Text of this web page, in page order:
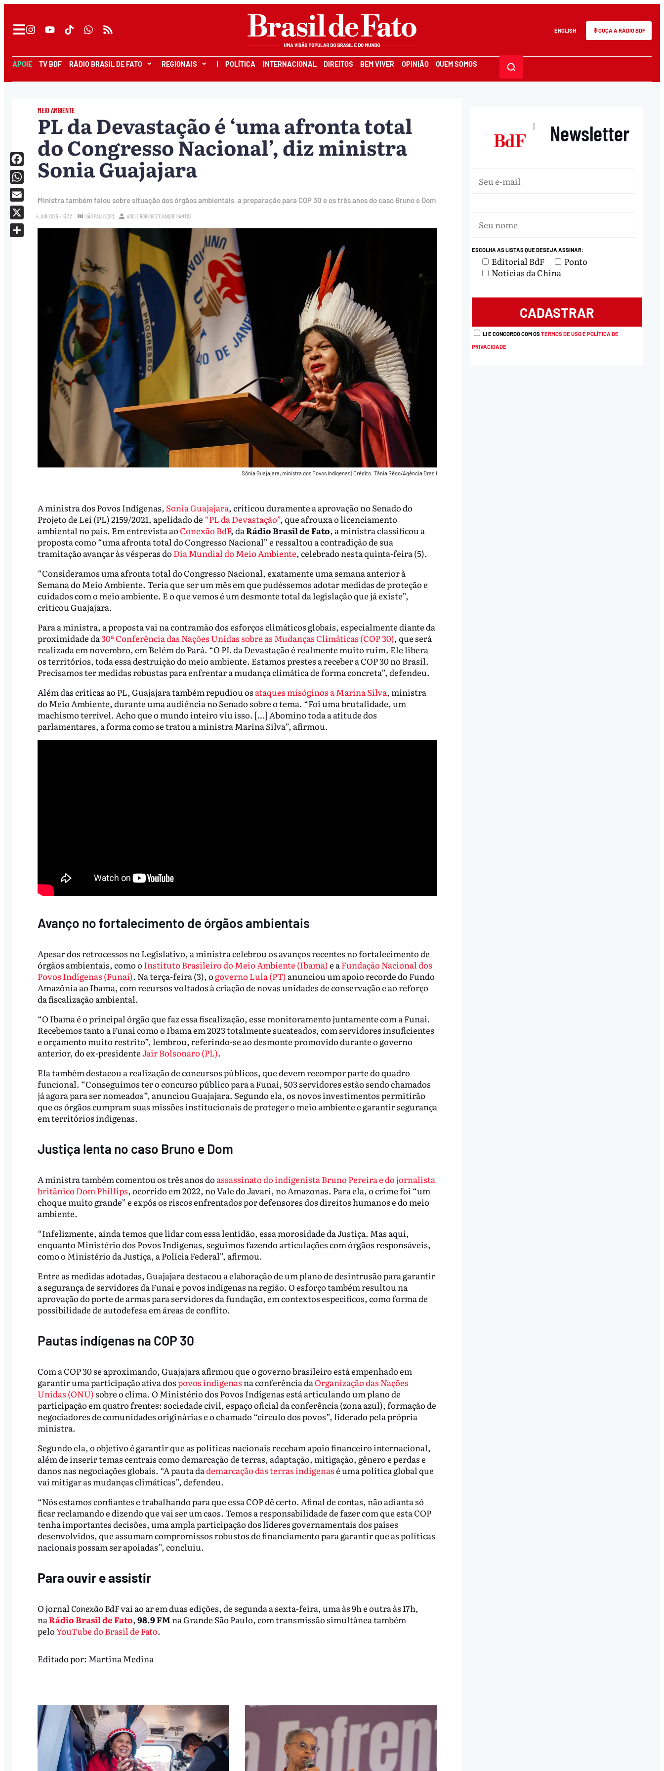
ENGLISH OUÇA A RÁDIO BDF
APOIE TV BDF RÁDIO BRASIL DE FATO REGIONAIS I POLÍTICA INTERNACIONAL DIREITOS BEM VIVER OPINIÃO QUEM SOMOS
MEIO AMBIENTE
PL da Devastação é ‘uma afronta total
do Congresso Nacional’, diz ministra
Sonia Guajajara
Ministra também falou sobre situação dos órgãos ambientais, a preparação para COP 30 e os três anos do caso Bruno e Dom
4.JUN.2025 - 13:32 SÃO PAULO (SP) ADELE ROBICHEZ E KAIQUE SANTOS
Sônia Guajajara, ministra dos Povos Indígenas|Crédito: Tânia Rêgo/Agência Brasil
A ministra dos Povos Indígenas, Sonia Guajajara, criticou duramente a aprovação no Senado do
Projeto de Lei (PL) 2159/2021, apelidado de “PL da Devastação”, que afrouxa o licenciamento
ambiental no país. Em entrevista aoConexão BdF, daRádio Brasil de Fato, a ministra classificou a
proposta como “uma afronta total do Congresso Nacional” e ressaltou a contradição de sua
tramitação avançar às vésperas do Dia Mundial do Meio Ambiente, celebrado nesta quinta-feira (5).
“Consideramos uma afronta total do Congresso Nacional, exatamente uma semana anterior à
Semana do Meio Ambiente. Teria que ser um mês em que pudéssemos adotar medidas de proteção e
cuidados com o meio ambiente. E o que vemos é um desmonte total da legislação que já existe”,
criticou Guajajara.
Para a ministra, a proposta vai na contramão dos esforços climáticos globais, especialmente diante da
proximidade da30ª Conferência das Nações Unidas sobre as Mudanças Climáticas (COP 30), que será
realizada em novembro, em Belém do Pará. “O PL da Devastação é realmente muito ruim. Ele libera
os territórios, toda essa destruição do meio ambiente. Estamos prestes a receber a COP 30 no Brasil.
Precisamos ter medidas robustas para enfrentar a mudança climática de forma concreta”, defendeu.
Além das críticas ao PL, Guajajara também repudiou os ataques misóginos a Marina Silva, ministra
do Meio Ambiente, durante uma audiência no Senado sobre o tema. “Foi uma brutalidade, um
machismo terrível. Acho que o mundo inteiro viu isso. […] Abomino toda a atitude dos
parlamentares, a forma como se tratou a ministra Marina Silva”, afirmou.
Avanço no fortalecimento de órgãos ambientais
Apesar dos retrocessos no Legislativo, a ministra celebrou os avanços recentes no fortalecimento de
órgãos ambientais, como o Instituto Brasileiro do Meio Ambiente (Ibama)e aFundação Nacional dos
Povos Indígenas (Funai). Na terça-feira (3), ogoverno Lula (PT) anunciou um apoio recorde do Fundo
Amazônia ao Ibama, com recursos voltados à criação de novas unidades de conservação e ao reforço
da fiscalização ambiental.
“O Ibama é o principal órgão que faz essa fiscalização, esse monitoramento juntamente com a Funai.
Recebemos tanto a Funai como o Ibama em 2023 totalmente sucateados, com servidores insuficientes
e orçamento muito restrito”, lembrou, referindo-se ao desmonte promovido durante o governo
anterior, do ex-presidenteJair Bolsonaro (PL).
Ela também destacou a realização de concursos públicos, que devem recompor parte do quadro
funcional. “Conseguimos ter o concurso público para a Funai, 503 servidores estão sendo chamados
já agora para ser nomeados”, anunciou Guajajara. Segundo ela, os novos investimentos permitirão
que os órgãos cumpram suas missões institucionais de proteger o meio ambiente e garantir segurança
em territórios indígenas.
Justiça lenta no caso Bruno e Dom
A ministra também comentou os três anos do assassinato do indigenista Bruno Pereira e do jornalista
britânico Dom Phillips, ocorrido em 2022, no Vale do Javari, no Amazonas. Para ela, o crime foi “um
choque muito grande” e expôs os riscos enfrentados por defensores dos direitos humanos e do meio
ambiente.
“Infelizmente, ainda temos que lidar com essa lentidão, essa morosidade da Justiça. Mas aqui,
enquanto Ministério dos Povos Indígenas, seguimos fazendo articulações com órgãos responsáveis,
como o Ministério da Justiça, a Polícia Federal”, afirmou.
Entre as medidas adotadas, Guajajara destacou a elaboração de um plano de desintrusão para garantir
a segurança de servidores da Funai e povos indígenas na região. O esforço também resultou na
aprovação do porte de armas para servidores da fundação, em contextos específicos, como forma de
possibilidade de autodefesa em áreas de conflito.
Pautas indígenas na COP 30
Com a COP 30 se aproximando, Guajajara afirmou que o governo brasileiro está empenhado em
garantir uma participação ativa dospovos indígenas na conferência daOrganização das Nações
Unidas (ONU) sobre o clima. O Ministério dos Povos Indígenas está articulando um plano de
participação em quatro frentes: sociedade civil, espaço oficial da conferência (zona azul), formação de
negociadores de comunidades originárias e o chamado “círculo dos povos”, liderado pela própria
ministra.
Segundo ela, o objetivo é garantir que as políticas nacionais recebam apoio financeiro internacional,
além de inserir temas centrais como demarcação de terras, adaptação, mitigação, gênero e perdas e
danos nas negociações globais. “A pauta dademarcação das terras indígenasé uma política global que
vai mitigar as mudanças climáticas”, defendeu.
“Nós estamos confiantes e trabalhando para que essa COP dê certo. Afinal de contas, não adianta só
ficar reclamando e dizendo que vai ser um caos. Temos a responsabilidade de fazer com que esta COP
tenha importantes decisões, uma ampla participação dos líderes governamentais dos países
desenvolvidos, que assumam compromissos robustos de financiamento para garantir que as políticas
nacionais possam ser apoiadas”, concluiu.
Para ouvir e assistir
O jornal Conexão BdFvai ao ar em duas edições, de segunda a sexta-feira, uma às 9h e outra às 17h,
naRádio Brasil de Fato, 98.9 FM na Grande São Paulo, com transmissão simultânea também
peloYouTube do Brasil de Fato.
Facebook
WhatsApp
Email
X
Editado por: Martina Medina
| Newsletter
ESCOLHA AS LISTAS QUE DESEJA ASSINAR:
Editorial BdF
Ponto
Notícias da China
LI E CONCORDO COM OSTERMOS DE USO E POLÍTICA DE
PRIVACIDADE